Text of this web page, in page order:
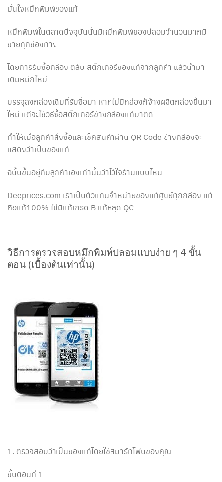
มั่นใจหมึกพิมพ์ของแท้
หมึกพิมพ์ในตลาดปัจจุบันนั้นมีหมึกพิมพ์ของปลอมจำนวนมากมี
ขายทุกช่องทาง
โดยการรับซื้อกล่อง ตลับ สติ๊กเกอร์ของแท้จากลูกค้า แล้วนำมา
เติมหมึกใหม่
บรรจุลงกล่องเดิมที่รับซื้อมา หากไม่มีกล่องก็จ้างผลิตกล่องขึ้นมา
ใหม่ แต่จะใช้วิธีซื้อสติ๊กเกอร์ข้างกล่องแท้มาติด
ทำให้เมื่อลูกค้าสั่งซื้อและเช็คสินค้าผ่าน QR Code ข้างกล่องจะ
แสดงว่าเป็นของแท้
ฉนั้นขึ้นอยู่กับลูกค้าเองเท่านั้นว่าไว้ใจร้านแบบไหน
Deeprices.com เราเป็นตัวแทนจำหน่ายของแท้ศูนย์ทุกกล่อง แท้
คือแท้100% ไม่มีแท้เกรด B แท้หลุด QC
วิธีการตรวจสอบหมึกพิมพ์ปลอมแบบง่าย ๆ 4 ขั้น
ตอน (เบื้องต้นเท่านั้น)
1. ตรวจสอบว่าเป็นของแท้โดยใช้สมาร์ทโฟนของคุณ
ขั้นตอนที่ 1